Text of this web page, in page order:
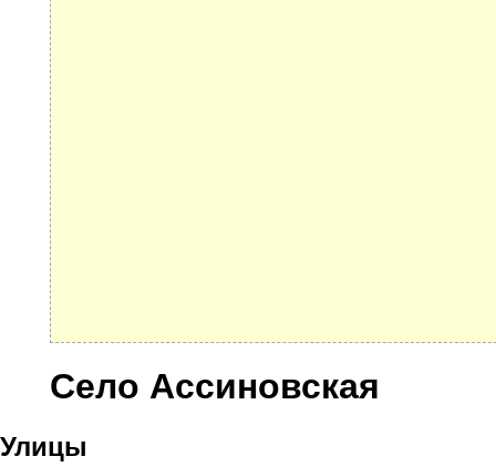
Село Ассиновская
Улицы